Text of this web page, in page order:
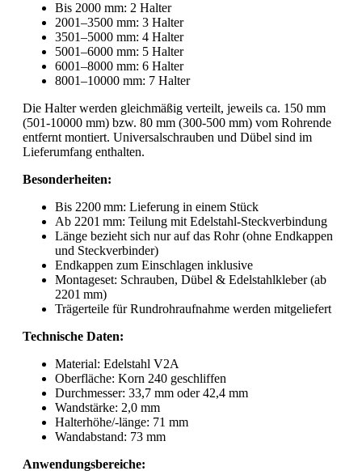
Bis 2000 mm: 2 Halter
2001–3500 mm: 3 Halter
3501–5000 mm: 4 Halter
5001–6000 mm: 5 Halter
6001–8000 mm: 6 Halter
8001–10000 mm: 7 Halter
Die Halter werden gleichmäßig verteilt, jeweils ca. 150 mm
(501-10000 mm) bzw. 80 mm (300-500 mm) vom Rohrende
entfernt montiert. Universalschrauben und Dübel sind im
Lieferumfang enthalten.
Besonderheiten:
Bis 2200 mm: Lieferung in einem Stück
Ab 2201 mm: Teilung mit Edelstahl-Steckverbindung
Länge bezieht sich nur auf das Rohr (ohne Endkappen
und Steckverbinder)
Endkappen zum Einschlagen inklusive
Montageset: Schrauben, Dübel & Edelstahlkleber (ab
2201 mm)
Trägerteile für Rundrohraufnahme werden mitgeliefert
Technische Daten:
Material: Edelstahl V2A
Oberfläche: Korn 240 geschliffen
Durchmesser: 33,7 mm oder 42,4 mm
Wandstärke: 2,0 mm
Halterhöhe/-länge: 71 mm
Wandabstand: 73 mm
Anwendungsbereiche: